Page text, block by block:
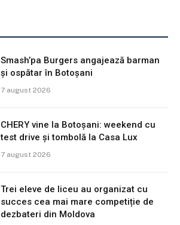
Smash’pa Burgers angajează barman
și ospătar în Botoșani
7 august 2026
CHERY vine la Botoșani: weekend cu
test drive și tombolă la Casa Lux
7 august 2026
Trei eleve de liceu au organizat cu
succes cea mai mare competiție de
dezbateri din Moldova